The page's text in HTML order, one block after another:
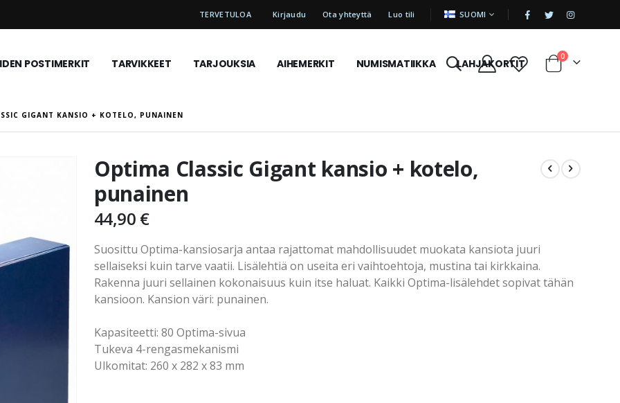
TERVETULOA Kirjaudu Ota yhteyttä Luo tili KIELI SUOMI |
POSTIMERKIT TARVIKKEET TARJOUKSIA AIHEMERKIT NUMISMATIIKKA LAHJAKORTIT Cart
0tuotetta
GIGANT KANSIO + KOTELO, PUNAINEN
Optima Classic Gigant kansio + kotelo,
punainen
44,90 €
Suosittu Optima-kansiosarja antaa rajattomat mahdollisuudet muokata kansiota juuri
sellaiseksi kuin tarve vaatii. Lisälehtiä on useita eri vaihtoehtoja, mustina tai kirkkaina.
Rakenna juuri sellainen kokonaisuus kuin itse haluat. Kaikki Optima-lisälehdet sopivat tähän
kansioon. Kansion väri: punainen.
Kapasiteetti: 80 Optima-sivua
Tukeva 4-rengasmekanismi
Ulkomitat: 260 x 282 x 83 mm